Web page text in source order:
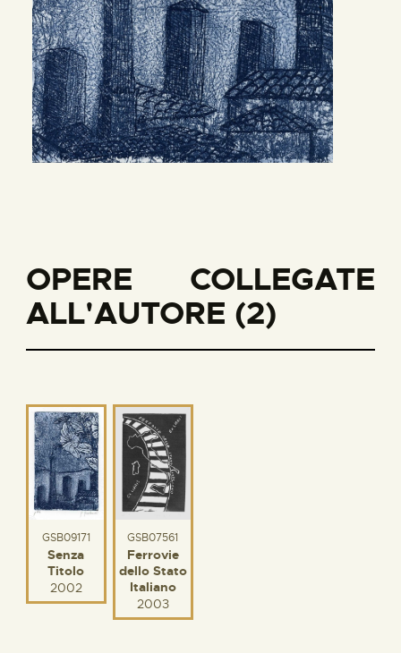
OPERE COLLEGATE
ALL'AUTORE (2)
GSB09171
Senza
Titolo
2002
GSB07561
Ferrovie
dello Stato
Italiano
2003